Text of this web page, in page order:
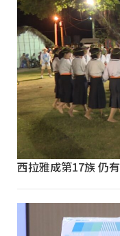
西拉雅成第17族 仍